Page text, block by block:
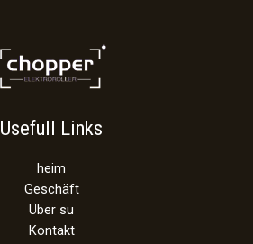
Usefull Links
heim
Geschäft
Über su
Kontakt